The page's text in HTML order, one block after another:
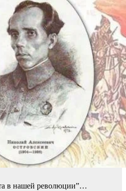
в нашей революции”…